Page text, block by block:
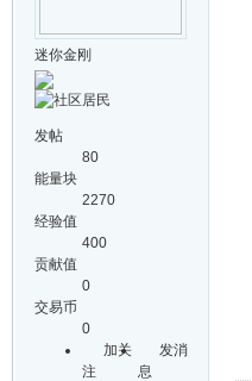
迷你金刚
发帖
80
能量块
2270
经验值
400
贡献值
0
交易币
0
加关
注
发消
息